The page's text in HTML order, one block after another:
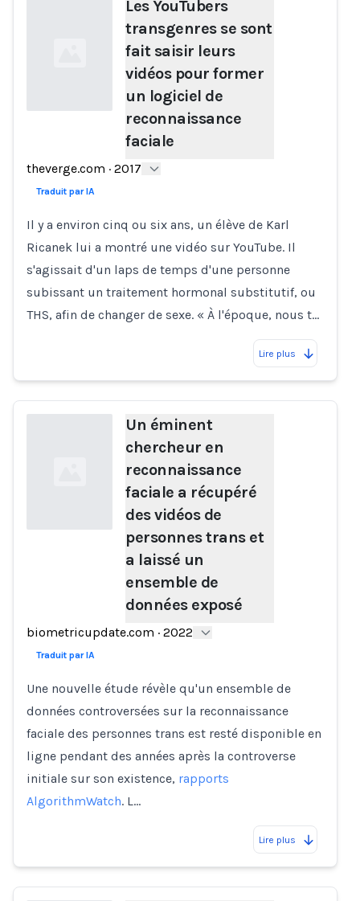
Les YouTubers
transgenres se sont
fait saisir leurs
vidéos pour former
un logiciel de
reconnaissance
faciale
theverge.com · 2017
Traduit par IA
Il y a environ cinq ou six ans, un élève de Karl
Ricanek lui a montré une vidéo sur YouTube. Il
s'agissait d'un laps de temps d'une personne
subissant un traitement hormonal substitutif, ou
THS, afin de changer de sexe. « À l'époque, nous t…
Lire plus
Un éminent
chercheur en
reconnaissance
faciale a récupéré
des vidéos de
personnes trans et
a laissé un
ensemble de
données exposé
biometricupdate.com · 2022
Traduit par IA
Une nouvelle étude révèle qu'un ensemble de
données controversées sur la reconnaissance
faciale des personnes trans est resté disponible en
ligne pendant des années après la controverse
initiale sur son existence, rapports
AlgorithmWatch. L…
Lire plus